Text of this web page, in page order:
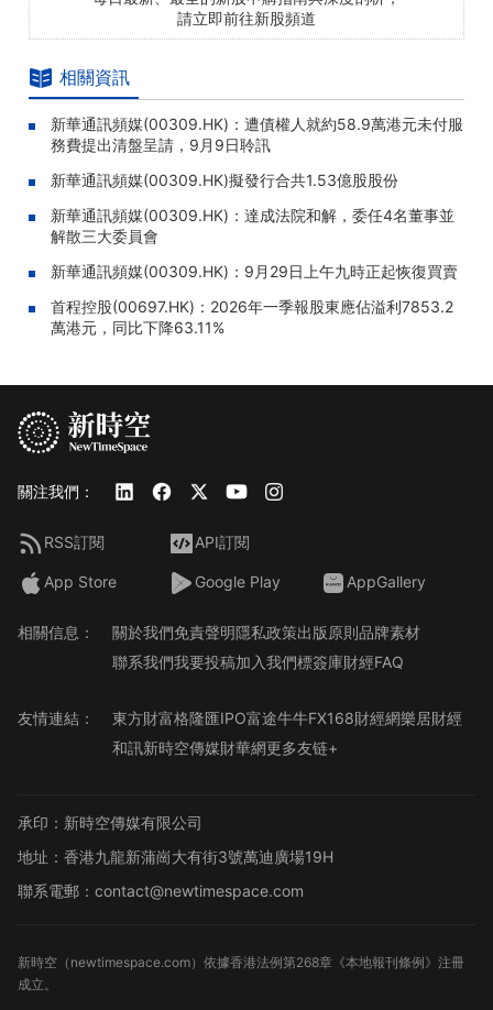
請立即前往新股頻道
相關資訊
新華通訊頻媒(00309.HK)：遭債權人就約58.9萬港元未付服
務費提出清盤呈請，9月9日聆訊
新華通訊頻媒(00309.HK)擬發行合共1.53億股股份
新華通訊頻媒(00309.HK)：達成法院和解，委任4名董事並
解散三大委員會
新華通訊頻媒(00309.HK)：9月29日上午九時正起恢復買賣
首程控股(00697.HK)：2026年一季報股東應佔溢利7853.2
萬港元，同比下降63.11%
關注我們：
RSS訂閱 API訂閱
App Store Google Play AppGallery
相關信息： 關於我們免責聲明隱私政策出版原則品牌素材
聯系我們我要投稿加入我們標簽庫財經FAQ
友情連結： 東方財富格隆匯IPO富途牛牛FX168財經網樂居財經
和訊新時空傳媒財華網更多友链+
承印：新時空傳媒有限公司
地址：香港九龍新蒲崗大有街3號萬迪廣場19H
聯系電郵：contact@newtimespace.com
新時空（ newtimespace.com）依據香港法例第268章《本地報刊條例》注冊
成立。